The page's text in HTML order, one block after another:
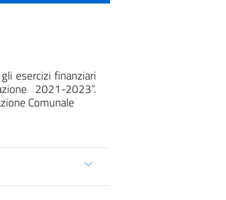
esercizi finanziari
2021-2023”.
Comunale